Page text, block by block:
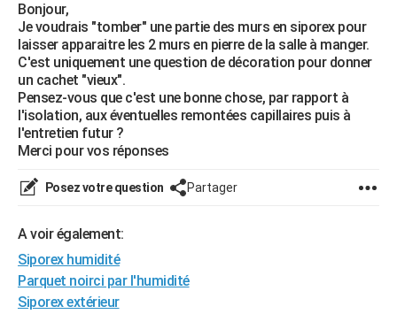
Mobiles
Meilleur smartphone
Internet
Ordinateurs
Jeux vidéo
Guide high-tech
BRICOLAGE
Forum
Aménagement intérieur
Extérieur
Cuisine
Salle de bains
Jardinage
Rangement
WEEK-END
Guides de France
Escapades
Patrimoine
Expositions
Musées
Week-end nature
+LIFESTYLE
Art de vivre
Bien-être
Loisirs
Mode
Modes de vie
SANTE
Alimentation
Guide de la santé
Maladies
Médicaments
Sommeil
VOYAGE
Destinations
City break
Voyage nature
Voyage de noces
Forum
Climat
PHOTO
GUIDES D'ACHAT
BONS PLANS
CARTE DE VOEUX
Bonjour,
Je voudrais "tomber" une partie des murs en siporex pour
laisser apparaitre les 2 murs en pierre de la salle à manger.
C'est uniquement une question de décoration pour donner
un cachet "vieux".
Pensez-vous que c'est une bonne chose, par rapport à
l'isolation, aux éventuelles remontées capillaires puis à
l'entretien futur ?
Merci pour vos réponses
Posez votre question Partager
A voir également:
Siporex humidité
Parquet noirci par l'humidité
Siporex extérieur